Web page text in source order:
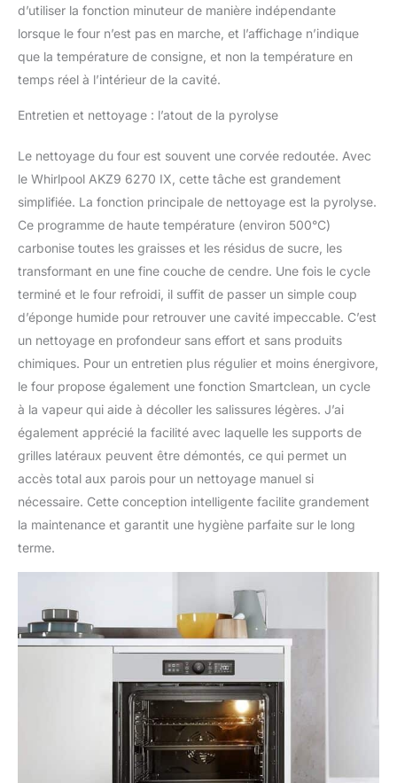
d’utiliser la fonction minuteur de manière indépendante
lorsque le four n’est pas en marche, et l’affichage n’indique
que la température de consigne, et non la température en
temps réel à l’intérieur de la cavité.
Entretien et nettoyage : l’atout de la pyrolyse
Le nettoyage du four est souvent une corvée redoutée. Avec
le Whirlpool AKZ9 6270 IX, cette tâche est grandement
simplifiée. La fonction principale de nettoyage est la pyrolyse.
Ce programme de haute température (environ 500°C)
carbonise toutes les graisses et les résidus de sucre, les
transformant en une fine couche de cendre. Une fois le cycle
terminé et le four refroidi, il suffit de passer un simple coup
d’éponge humide pour retrouver une cavité impeccable. C’est
un nettoyage en profondeur sans effort et sans produits
chimiques. Pour un entretien plus régulier et moins énergivore,
le four propose également une fonction Smartclean, un cycle
à la vapeur qui aide à décoller les salissures légères. J’ai
également apprécié la facilité avec laquelle les supports de
grilles latéraux peuvent être démontés, ce qui permet un
accès total aux parois pour un nettoyage manuel si
nécessaire. Cette conception intelligente facilite grandement
la maintenance et garantit une hygiène parfaite sur le long
terme.